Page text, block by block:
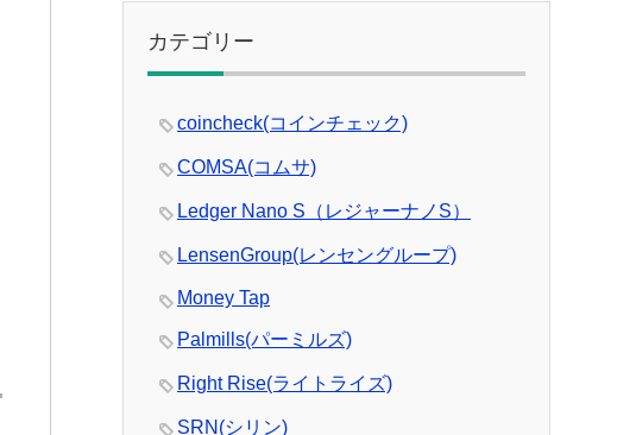
カテゴリー
coincheck(コインチェック)
COMSA(コムサ)
Ledger Nano S（レジャーナノS）
LensenGroup(レンセングループ)
Money Tap
Palmills(パーミルズ)
Right Rise(ライトライズ)
SRN(シリン)